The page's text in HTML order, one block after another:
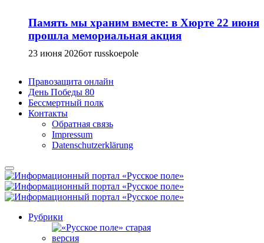
Память мы храним вместе: в Хюрте 22 июня
прошла мемориальная акция
23 июня 2026от russkoepole
Правозащита онлайн
День Победы 80
Бессмертный полк
Контакты
Обратная связь
Impressum
Datenschutzerklärung
Рубрики